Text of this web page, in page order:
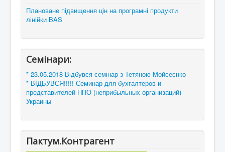
Плановане підвищення цін на програмні продукти
лінійки BAS
Семінари:
* 23.05.2018 Відбувся семінар з Тетяною Мойсеєнко
* ВІДБУВСЯ!!!!! Семинар для бухгалтеров и
представителей НПО (неприбыльных организаций)
Украины
Пактум.Контрагент